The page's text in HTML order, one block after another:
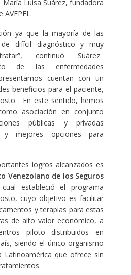
Luisa Suárez, fundadora
ya que la mayoría de las
difícil diagnóstico y muy
continuó Suárez.
de las enfermedades
cuentan con un
beneficios para el paciente,
En este sentido, hemos
asociación en conjunto
públicas y privadas
y mejores opciones para
logros alcanzados es
Venezolano de los Seguros
estableció el programa
cuyo objetivo es facilitar
y terapias para estas
de alto valor económico, a
piloto distribuidos en
siendo el único organismo
que ofrece sin